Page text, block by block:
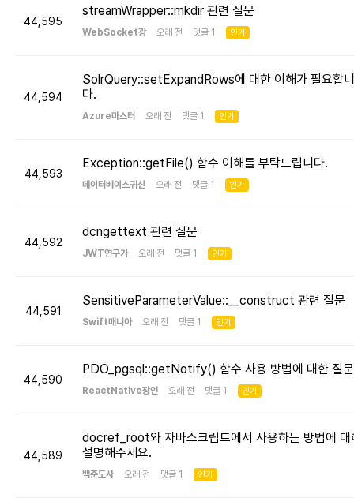
44,595
streamWrapper::mkdir 관련 질문
WebSocket광 오래 전 댓글 1 인기
44,594
SolrQuery::setExpandRows에 대한 이해가 필요합니
다.
Azure마스터 오래 전 댓글 1 인기
44,593
Exception::getFile() 함수 이해를 부탁드립니다.
데이터베이스귀신 오래 전 댓글 1 인기
44,592
dcngettext 관련 질문
JWT연구가 오래 전 댓글 1 인기
44,591
SensitiveParameterValue::__construct 관련 질문
Swift매니아 오래 전 댓글 1 인기
44,590
PDO_pgsql::getNotify() 함수 사용 방법에 대한 질문
ReactNative장인 오래 전 댓글 1 인기
44,589
docref_root와 자바스크립트에서 사용하는 방법에 대
설명해주세요.
백준도사 오래 전 댓글 1 인기